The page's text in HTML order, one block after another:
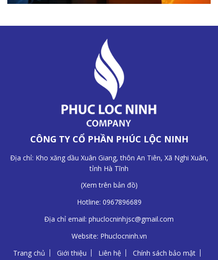
CÔNG TY CỔ PHẦN PHÚC LỘC NINH
Địa chỉ: Kho xăng dầu Xuân Giang, thôn An Tiên, Xã Nghi Xuân,
tỉnh Hà Tĩnh
(Xem trên bản đồ)
Hotline: 0967896689
Địa chỉ email: phuclocninhjsc@gmail.com
Website: Phuclocninh.vn
Trang chủ
Giới thiệu Liên hệ
Chính sách bảo mật